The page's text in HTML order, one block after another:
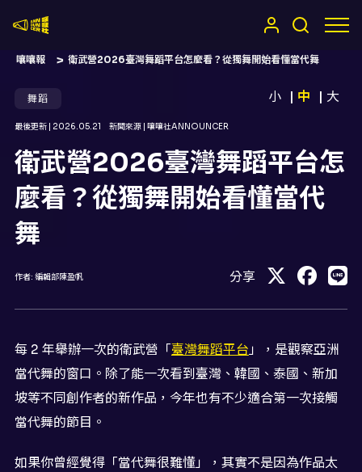
嚷嚷報 衛武營2026臺灣舞蹈平台怎麼看？從獨舞開始看懂當代舞
舞蹈 小 中 大
最後更新 | 2026.05.21 新聞來源 | 嚷嚷社ANNOUNCER
衛武營2026臺灣舞蹈平台怎
麼看？從獨舞開始看懂當代
舞
作者: 編輯部陳盈帆 分享
每 2 年舉辦一次的衛武營「臺灣舞蹈平台」，是觀察亞洲
當代舞的窗口。除了能一次看到臺灣、韓國、泰國、新加
坡等不同創作者的新作品，今年也有不少適合第一次接觸
當代舞的節目。
如果你曾經覺得「當代舞很難懂」，其實不是因為作品太